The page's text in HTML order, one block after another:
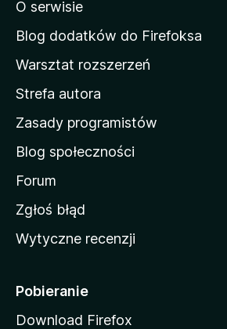
a
d
m
o
w
M
o
z
l
i
O serwisie
Blog dodatków do Firefoksa
Warsztat rozszerzeń
Strefa autora
Zasady programistów
Blog społeczności
Forum
Zgłoś błąd
Wytyczne recenzji
Pobieranie
Download Firefox